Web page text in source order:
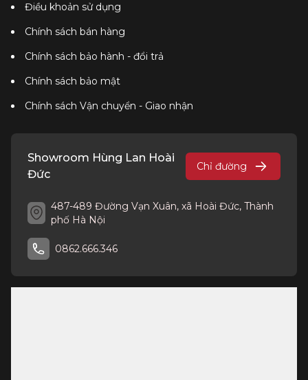
Điều khoản sử dụng
Chính sách bán hàng
Chính sách bảo hành - đổi trả
Chính sách bảo mật
Chính sách Vận chuyển - Giao nhận
Showroom Hùng Lan Hoài
Đức
Chỉ đường
487-489 Đường Vạn Xuân, xã Hoài Đức, Thành
phố Hà Nội
0862.666.346